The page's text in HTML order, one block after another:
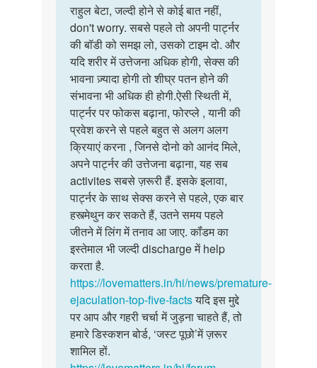
to
सेक्स
अधिक
देर
तक
नहीं
कर…
by
Rahul
g
बेटा
जल्दी
होने
से
कोई
बात…
राहुल बेटा, जल्दी होने से कोई बात नहीं,
don't worry. सबसे पहले तो अपनी पार्ट्नर
की बॉडी को समझ लो, उसको टाइम दो. और
यदि शरीर में उत्तेजना अधिक होगी, सेक्स की
भावना ज़्यादा होगी तो शीघ्र पतन होने की
संभावना भी अधिक ही होगी.ऐसी स्थिती में,
पार्ट्नर पर फोकस बढ़ाना, फोरप्ले , यानी की
प्रवेश करने से पहले बहुत से अलग अलग
क्रियाएं करना , जिनसे दोनो को आनंद मिले,
अपने पार्ट्नर की उत्तेजना बढ़ाना, यह सब
activites सबसे ज़रूरी हैं. इसके इलावा,
पार्ट्नर के साथ सेक्स करने से पहले, एक बार
हस्त्मेथुन कर सकते हैं, उतने समय पहले
जीतने में लिंग में तनाव आ जाए. कॉंडम का
इस्तेमाल भी जल्दी discharge में help
करता है.
https://lovematters.in/hi/news/premature-
ejaculation-top-five-factsयदि इस मुद्दे
पर आप और गहरी चर्चा में जुड़ना चाहते हैं, तो
हमारे डिस्कशन बोर्ड, ‘जस्ट पूछो’में ज़रूर
शामिल हों.